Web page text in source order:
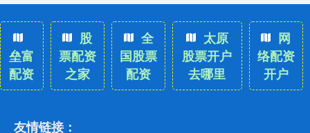
垒富
配资
股
票配资
之家
全
国股票
配资
太原
股票开户
去哪里
网
络配资
开户
友情链接：